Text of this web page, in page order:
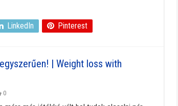
LinkedIn Pinterest
| Weight loss with
0